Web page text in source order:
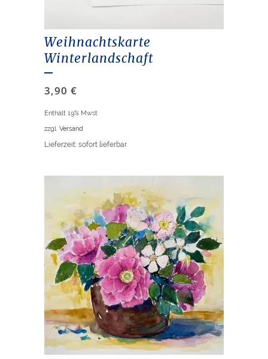
Weihnachtskarte
Winterlandschaft
3,90 €
Enthält 19% Mwst
zzgl. Versand
Lieferzeit: sofort lieferbar